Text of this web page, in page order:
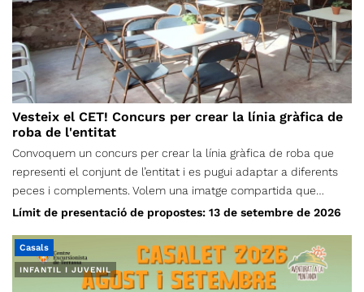
Vesteix el CET! Concurs per crear la línia gràfica de
roba de l'entitat
Convoquem un concurs per crear la línia gràfica de roba que
representi el conjunt de l’entitat i es pugui adaptar a diferents
peces i complements. Volem una imatge compartida que
puguem portar persones de totes les edats, seccions i vocalies;
que ens identifiqui, permeti reconèixer d’on som i ens
acompanyi tant a la muntanya com en el nostre dia a dia. Tens
una idea que pugui representar tot el CET? Presenta-la i
Límit de presentació de propostes: 13 de setembre de 2026
INFANTIL I JUVENIL
Casals